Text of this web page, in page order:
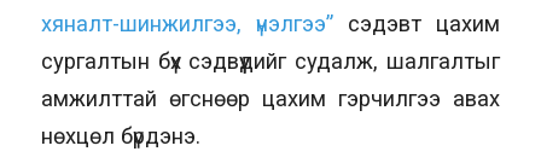
хяналт-шинжилгээ, үнэлгээ”сэдэвт цахим
сургалтын бүх сэдвүүдийг судалж, шалгалтыг
амжилттай өгснөөр цахим гэрчилгээ авах
нөхцөл бүрдэнэ.